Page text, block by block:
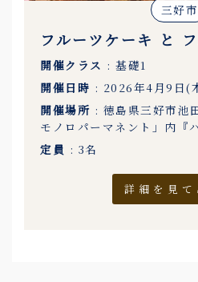
三好市
フルーツケーキ と
開催クラス : 基礎1
開催日時 : 2026年4月9日(
開催場所 : 徳島県三好市池
モノロパーマネント」内『
定員 : 3名
詳細を見て